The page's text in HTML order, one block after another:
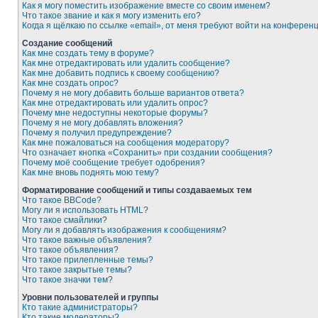
Как я могу поместить изображение вместе со своим именем?
Что такое звание и как я могу изменить его?
Когда я щёлкаю по ссылке «email», от меня требуют войти на
Создание сообщений
Как мне создать тему в форуме?
Как мне отредактировать или удалить сообщение?
Как мне добавить подпись к своему сообщению?
Как мне создать опрос?
Почему я не могу добавить больше вариантов ответа?
Как мне отредактировать или удалить опрос?
Почему мне недоступны некоторые форумы?
Почему я не могу добавлять вложения?
Почему я получил предупреждение?
Как мне пожаловаться на сообщения модератору?
Что означает кнопка «Сохранить» при создании сообщения?
Почему моё сообщение требует одобрения?
Как мне вновь поднять мою тему?
Форматирование сообщений и типы создаваемых тем
Что такое BBCode?
Могу ли я использовать HTML?
Что такое смайлики?
Могу ли я добавлять изображения к сообщениям?
Что такое важные объявления?
Что такое объявления?
Что такое прилепленные темы?
Что такое закрытые темы?
Что такое значки тем?
Уровни пользователей и группы
Кто такие администраторы?